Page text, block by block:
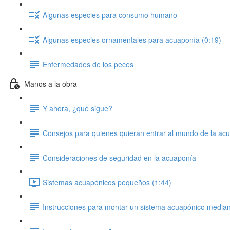
Algunas especies para consumo humano
Algunas especies ornamentales para acuaponía (0:19)
Enfermedades de los peces
Manos a la obra
Y ahora, ¿qué sigue?
Consejos para quienes quieran entrar al mundo de la
Consideraciones de seguridad en la acuaponía
Sistemas acuapónicos pequeños (1:44)
Instrucciones para montar un sistema acuapónico